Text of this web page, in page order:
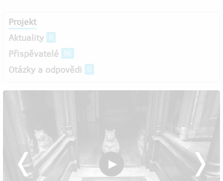
Projekt
Aktuality 0
Přispěvatelé 96
Otázky a odpovědi 0